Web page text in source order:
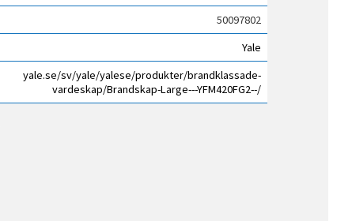
50097802
Yale
yale.se/sv/yale/yalese/produkter/brandklassade-
vardeskap/Brandskap-Large---YFM420FG2--/